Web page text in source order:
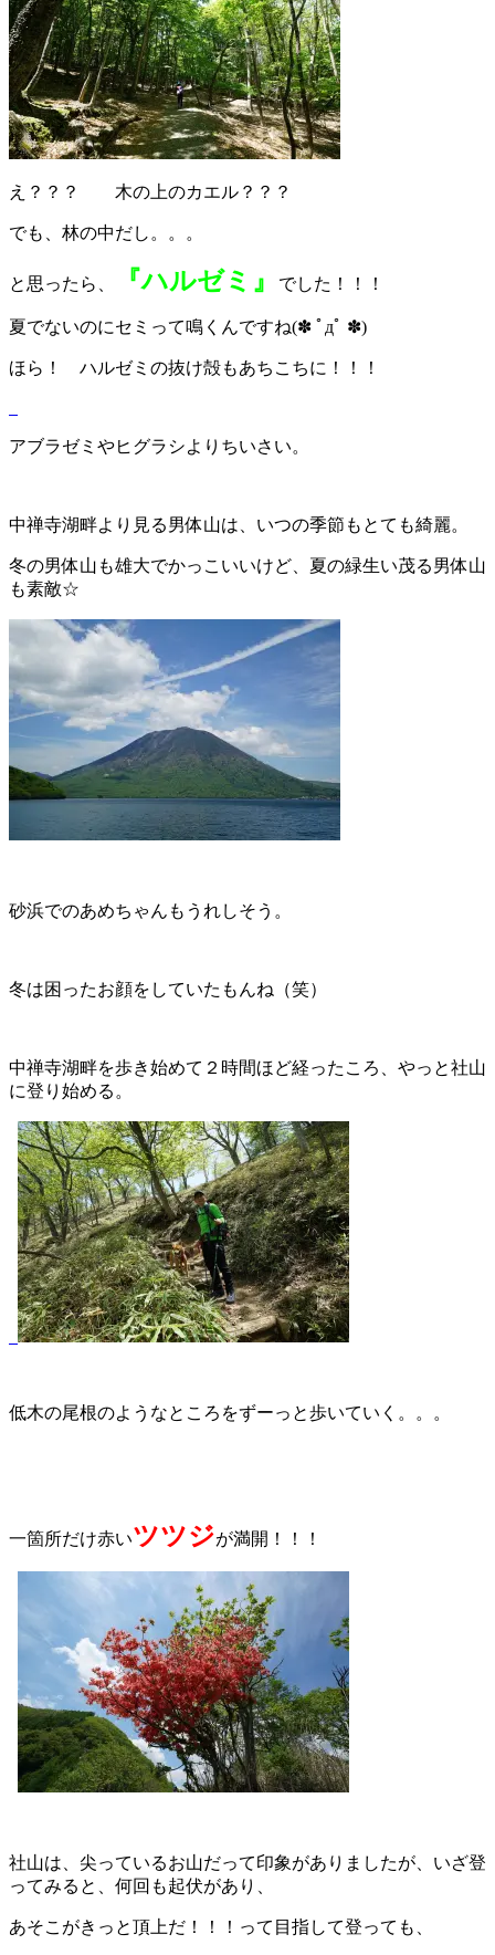
え？？？ 木の上のカエル？？？
でも、林の中だし。。。
と思ったら、 『ハルゼミ』 でした！！！
夏でないのにセミって鳴くんですね(✽ ﾟдﾟ ✽)
ほら！ ハルゼミの抜け殻もあちこちに！！！
アブラゼミやヒグラシよりちいさい。
中禅寺湖畔より見る男体山は、いつの季節もとても綺麗。
冬の男体山も雄大でかっこいいけど、夏の緑生い茂る男体山
も素敵☆
砂浜でのあめちゃんもうれしそう。
冬は困ったお顔をしていたもんね（笑）
中禅寺湖畔を歩き始めて２時間ほど経ったころ、やっと社山
に登り始める。
低木の尾根のようなところをずーっと歩いていく。。。
一箇所だけ赤いツツジが満開！！！
社山は、尖っているお山だって印象がありましたが、いざ登
ってみると、何回も起伏があり、
あそこがきっと頂上だ！！！って目指して登っても、